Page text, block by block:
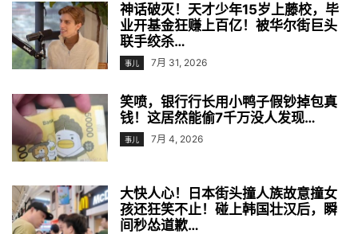
神话破灭！天才少年15岁上藤校，毕
业开基金狂赚上百亿！被华尔街巨头
联手绞杀…
事儿 7月 31, 2026
笑喷，银行行长用小鸭子假钞掉包真
钱！这居然能偷7千万没人发现…
事儿 7月 4, 2026
大快人心！日本街头撞人族故意撞女
孩还狂笑不止！碰上韩国壮汉后，瞬
间秒怂道歉…